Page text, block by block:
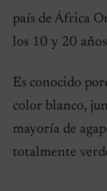
país de África
los 10 y 20
Es conocido
color blanco,
mayoría de
totalmente